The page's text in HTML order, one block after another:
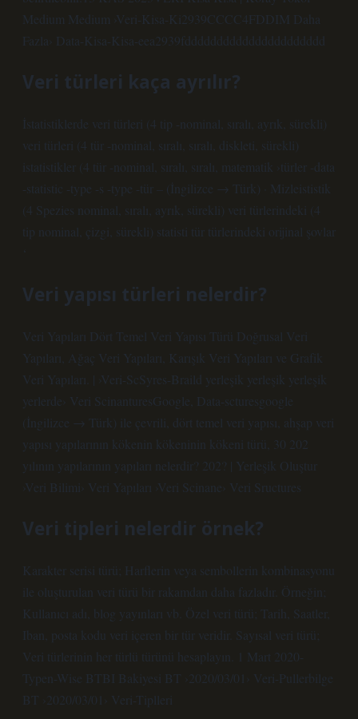
Medium Medium ›Veri-Kisa-Ki2939CCCC4FDDIM Daha
Fazla› Data-Kisa-Kisa-eea2939fdddddddddddddddddddddd
Veri türleri kaça ayrılır?
İstatistiklerde veri türleri (4 tip -nominal, sıralı, ayrık, sürekli)
veri türleri (4 tür -nominal, sıralı, sıralı, diskleti, sürekli)
istatistikler (4 tür -nominal, sıralı, sıralı, matematik ›türler -data
-statistic -type -s -type -tür – (İngilizce → Türk) · Mizleististik
(4 Spezies nominal, sıralı, ayrık, sürekli) veri türlerindeki (4
tip nominal, çizgi, sürekli) statisti tür türlerindeki orijinal şovlar
Veri yapısı türleri nelerdir?
Veri Yapıları Dört Temel Veri Yapısı Türü Doğrusal Veri
Yapıları, Ağaç Veri Yapıları, Karışık Veri Yapıları ve Grafik
Veri Yapıları. | ›Veri-ScSyres-Braild yerleşik yerleşik yerleşik
yerlerde› Veri ScinanturesGoogle, Data-scturesgoogle
(İngilizce → Türk) ile çevrili, dört temel veri yapısı, ahşap veri
yapısı yapılarının kökenin kökeninin kökeni türü, 30 202
yılının yapılarının yapıları nelerdir? 202? | Yerleşik Oluştur
›Veri Bilimi› Veri Yapıları ›Veri Scinane› Veri Sructures
Veri tipleri nelerdir örnek?
Karakter serisi türü; Harflerin veya sembollerin kombinasyonu
ile oluşturulan veri türü bir rakamdan daha fazladır. Örneğin;
Kullanıcı adı, blog yayınları vb. Özel veri türü; Tarih, Saatler,
Iban, posta kodu veri içeren bir tür veridir. Sayısal veri türü;
Veri türlerinin her türlü türünü hesaplayın. 1 Mart 2020-
Typen-Wise BTBI Bakiyesi BT ›2020/03/01› Veri-Pullerbilge
BT ›2020/03/01› Veri-Tiplleri